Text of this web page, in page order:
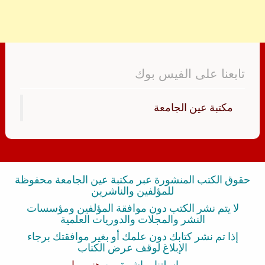
تابعنا على الفيس بوك
‏مكتبة عين الجامعة‏
حقوق الكتب المنشورة عبر مكتبة عين الجامعة محفوظة
للمؤلفين والناشرين
لا يتم نشر الكتب دون موافقة المؤلفين ومؤسسات
النشر والمجلات والدوريات العلمية
إذا تم نشر كتابك دون علمك أو بغير موافقتك برجاء
الإبلاغ لوقف عرض الكتاب